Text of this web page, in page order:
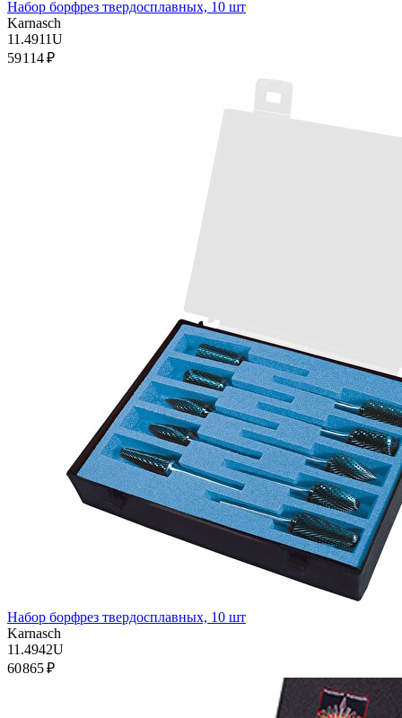
Набор борфрез твердосплавных, 10 шт
Karnasch
11.4911U
59 114 ₽
Набор борфрез твердосплавных, 10 шт
Karnasch
11.4942U
60 865 ₽